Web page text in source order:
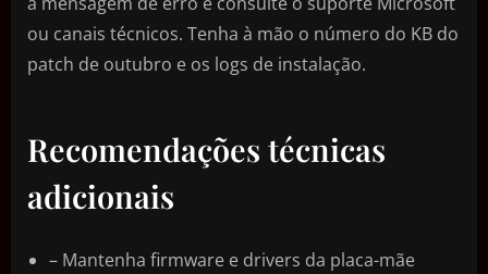
ou canais técnicos. Tenha à mão o número do KB do
patch de outubro e os logs de instalação.
Recomendações técnicas
adicionais
– Mantenha firmware e drivers da placa-mãe